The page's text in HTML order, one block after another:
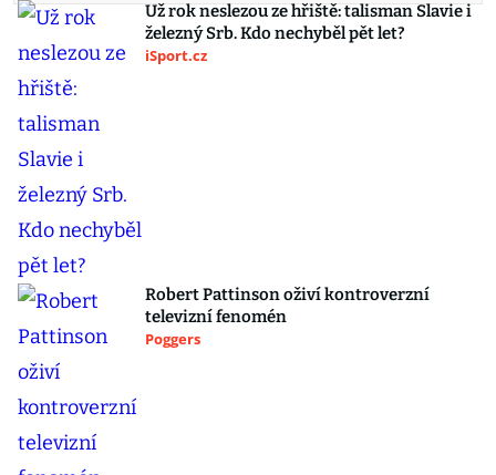
Už rok neslezou ze hřiště: talisman Slavie i
železný Srb. Kdo nechyběl pět let?
iSport.cz
Robert Pattinson oživí kontroverzní
televizní fenomén
Poggers